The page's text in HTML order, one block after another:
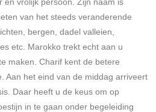
van het steeds veranderende
bergen, dadel valleien,
etc. Marokko trekt echt aan u
maken. Charif kent de betere
Aan het eind van de middag arriveert
Daar heeft u de keus om op
in te gaan onder begeleiding